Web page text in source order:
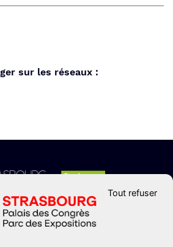
sur les réseaux :
NOUS
Tout refuser